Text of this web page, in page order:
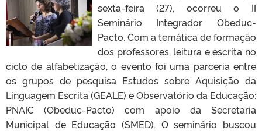
sexta-feira (27), ocorreu o II
Seminário Integrador Obeduc-
Pacto. Com a temática de formação
dos professores, leitura e escrita no
ciclo de alfabetização, o evento foi uma parceria entre
os grupos de pesquisa Estudos sobre Aquisição da
Linguagem Escrita (GEALE) e Observatório da Educação:
PNAIC (Obeduc-Pacto) com apoio da Secretaria
Municipal de Educação (SMED). O seminário buscou